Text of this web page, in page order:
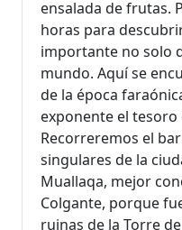
ensalada de frutas.
horas para
importante no solo
mundo. Aquí se
de la época
exponente el
Recorreremos el
singulares de la
Muallaqa, mejor
Colgante, porque
ruinas de la Torre